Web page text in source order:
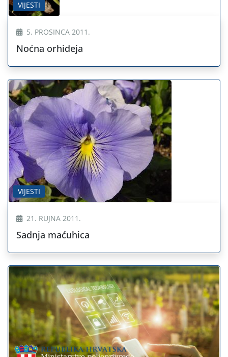
VIJESTI
5. PROSINCA 2011.
Noćna orhideja
VIJESTI
21. RUJNA 2011.
Sadnja maćuhica